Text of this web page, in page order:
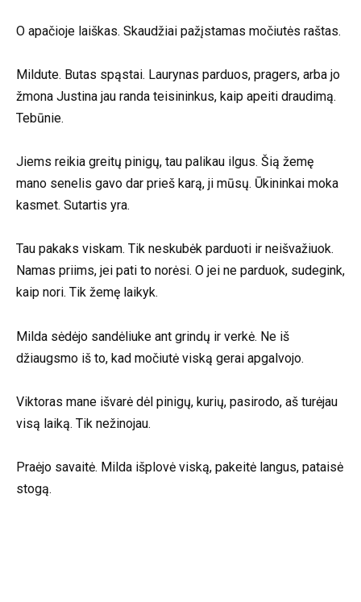
O apačioje laiškas. Skaudžiai pažįstamas močiutės raštas.
Mildute. Butas spąstai. Laurynas parduos, pragers, arba jo
žmona Justina jau randa teisininkus, kaip apeiti draudimą.
Tebūnie.
Jiems reikia greitų pinigų, tau palikau ilgus. Šią žemę
mano senelis gavo dar prieš karą, ji mūsų. Ūkininkai moka
kasmet. Sutartis yra.
Tau pakaks viskam. Tik neskubėk parduoti ir neišvažiuok.
Namas priims, jei pati to norėsi. O jei ne parduok, sudegink,
kaip nori. Tik žemę laikyk.
Milda sėdėjo sandėliuke ant grindų ir verkė. Ne iš
džiaugsmo iš to, kad močiutė viską gerai apgalvojo.
Viktoras mane išvarė dėl pinigų, kurių, pasirodo, aš turėjau
visą laiką. Tik nežinojau.
Praėjo savaitė. Milda išplovė viską, pakeitė langus, pataisė
stogą.